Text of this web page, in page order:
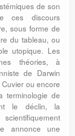
de son
ces discours
sous forme de
du tableau, ou
utopique. Les
théories, à
de Darwin
ou encore
terminologie de
le déclin, la
annonce une